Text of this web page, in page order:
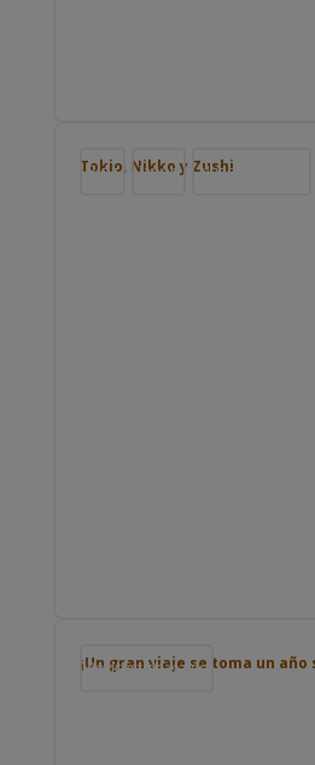
Blog Japón Nuestros viajes
Tokio, Nikko y Zushi
Podcast de viajes
¡Un gran viaje se toma un